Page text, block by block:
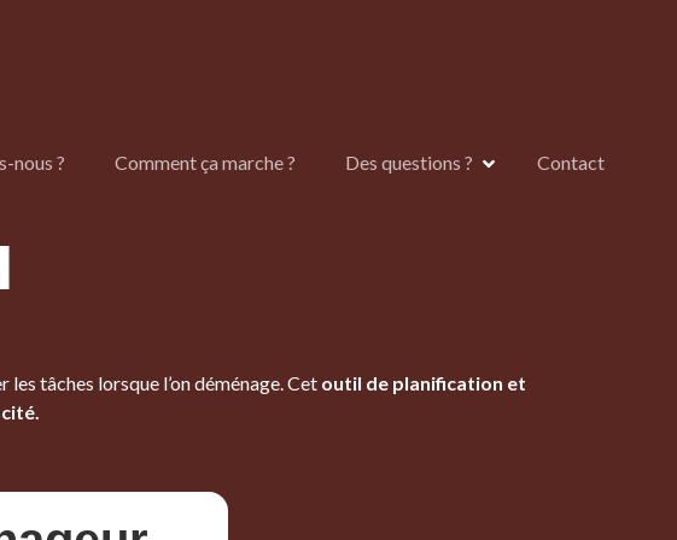
nous ? Comment ça marche ? Des questions ? Contact
tâches lorsque l’on déménage. Cet outil de planification et